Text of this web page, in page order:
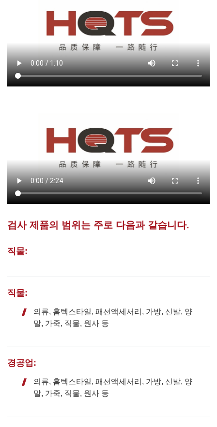
검사 제품의 범위는 주로 다음과 같습니다.
직물:
직물:
의류, 홈텍스타일, 패션액세서리, 가방, 신발, 양
말, 가죽, 직물, 원사 등
경공업:
의류, 홈텍스타일, 패션액세서리, 가방, 신발, 양
말, 가죽, 직물, 원사 등